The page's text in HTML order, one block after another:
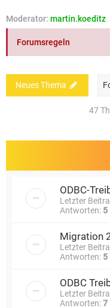
Moderator: martin.koeditz
Forumsregeln
Neues Thema
47
ODBC-
Letzter
Antworten: 5
Migration
Letzter
Antworten: 5
ODBC
Letzter
Antworten:7